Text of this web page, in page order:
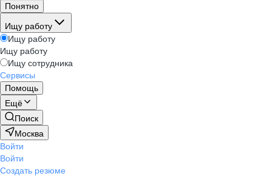
Понятно
Ищу работу
Ищу работу
Ищу работу
Ищу сотрудника
Сервисы
Помощь
Ещё
Поиск
Москва
Войти
Войти
Создать резюме